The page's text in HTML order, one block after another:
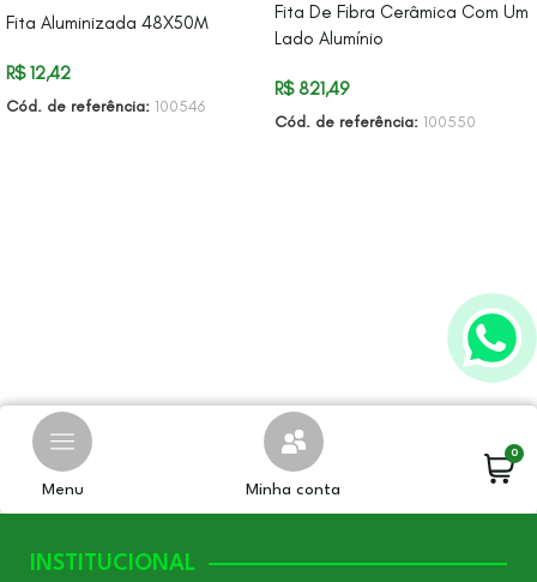
Fita Aluminizada 48X50M
R$12,42
Cód. de referência: 100546
Fita De Fibra Cerâmica Com Um
Lado Alumínio
R$821,49
Cód. de referência: 100550
Menu Minha conta
0
INSTITUCIONAL